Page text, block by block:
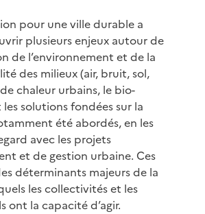
pour une ville durable a
plusieurs enjeux autour de
de l’environnement et de la
des milieux (air, bruit, sol,
chaleur urbains, le bio-
solutions fondées sur la
été abordés, en les
avec les projets
et de gestion urbaine. Ces
déterminants majeurs de la
les collectivités et les
ont la capacité d’agir.